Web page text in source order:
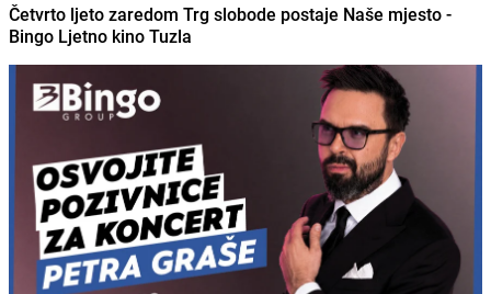
Četvrto ljeto zaredom Trg slobode postaje Naše mjesto -
Bingo Ljetno kino Tuzla